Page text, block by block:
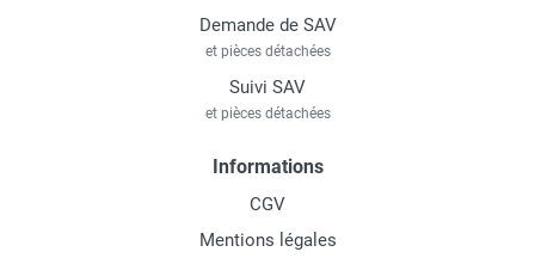
Demande de SAV
et pièces détachées
Suivi SAV
et pièces détachées
Informations
CGV
Mentions légales